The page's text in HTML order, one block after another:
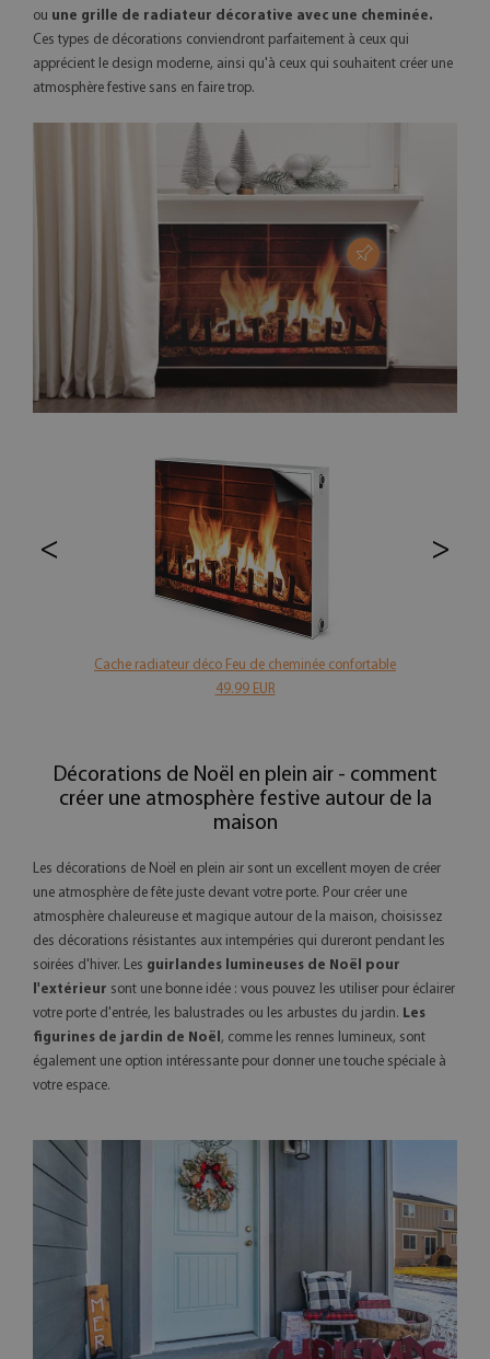
ou une grille de radiateur décorative avec une cheminée.
Ces types de décorations conviendront parfaitement à ceux qui
apprécient le design moderne, ainsi qu'à ceux qui souhaitent créer une
atmosphère festive sans en faire trop.
Cache radiateur déco Feu de cheminée confortable
49.99 EUR
< >
Décorations de Noël en plein air - comment
créer une atmosphère festive autour de la
maison
Les décorations de Noël en plein air sont un excellent moyen de créer
une atmosphère de fête juste devant votre porte. Pour créer une
atmosphère chaleureuse et magique autour de la maison, choisissez
des décorations résistantes aux intempéries qui dureront pendant les
soirées d'hiver. Les guirlandes lumineuses de Noël pour
l'extérieur sont une bonne idée : vous pouvez les utiliser pour éclairer
votre porte d'entrée, les balustrades ou les arbustes du jardin. Les
figurines de jardin de Noël , comme les rennes lumineux, sont
également une option intéressante pour donner une touche spéciale à
votre espace.